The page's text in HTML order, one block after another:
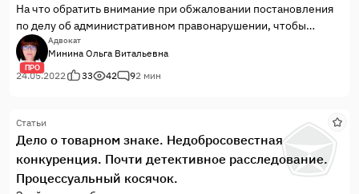
На что обратить внимание при обжаловании постановления
по делу об административном правонарушении, чтобы
жалоба была рассмотрена.
ПРО
Адвокат
Минина Ольга Витальевна
24.05.2022
33 42 92 мин
Статьи
Дело о товарном знаке. Недобросовестная
конкуренция. Почти детективное расследование.
Процессуальный косячок.